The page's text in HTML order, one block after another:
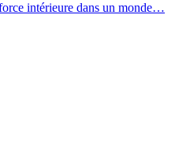
intérieure dans un monde…